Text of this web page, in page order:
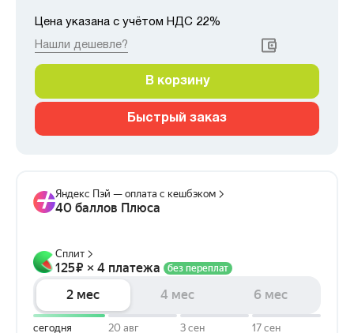
Цена указана с учётом НДС 22%
Нашли дешевле?
В корзину
Быстрый заказ